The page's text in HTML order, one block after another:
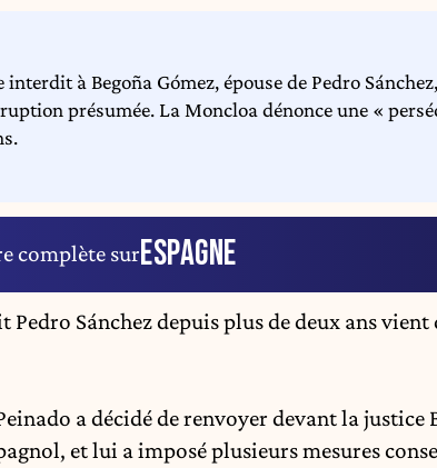
interdit à Begoña Gómez, épouse de Pedro
présumée. La Moncloa dénonce une «
complète surESPAGNE
Pedro Sánchezdepuis plus de deux ans
a décidé de renvoyer devant la justice
et lui a imposé plusieurs mesures